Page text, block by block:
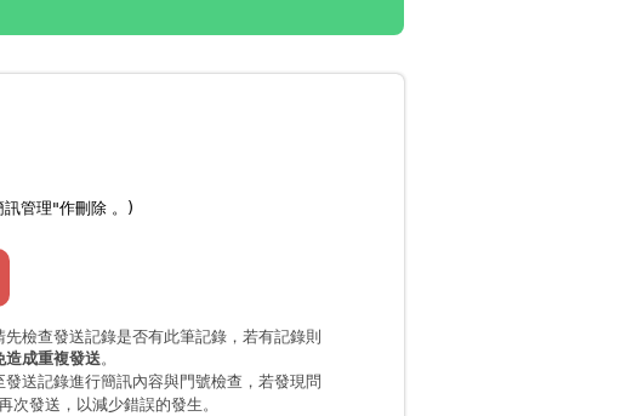
訊管理"作刪除 。)
檢查發送記錄是否有此筆記錄，若有記錄則
造成重複發送。
發送記錄進行簡訊內容與門號檢查，若發現問
發送，以減少錯誤的發生。